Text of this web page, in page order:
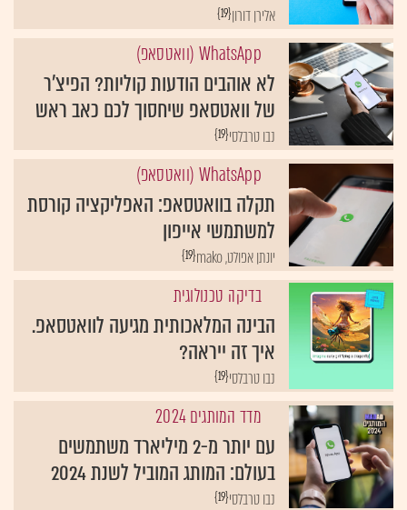
{19}אלירן דורון
WhatsApp (וואטסאפ)
לא אוהבים הודעות קוליות? הפיצ'ר
של וואטסאפ שיחסוך לכם כאב ראש
{19}נבו טרבלסי
WhatsApp (וואטסאפ)
תקלה בוואטסאפ: האפליקציה קורסת
למשתמשי אייפון
{19} יונתן אפולט, mako
בדיקה טכנולוגית
הבינה המלאכותית מגיעה לוואטסאפ.
איך זה ייראה?
{19}נבו טרבלסי
מדד המותגים 2024
עם יותר מ-2 מיליארד משתמשים
בעולם: המותג המוביל לשנת 2024
{19}נבו טרבלסי